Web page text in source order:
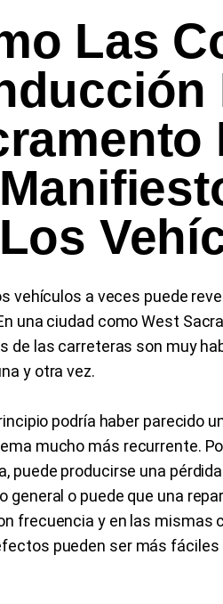
Las
vehículos a veces puede
una ciudad como West
de las carreteras son muy
y otra vez.
podría haber parecido
mucho más recurrente.
puede producirse una
general o puede que una
frecuencia y en las mismas
pueden ser más